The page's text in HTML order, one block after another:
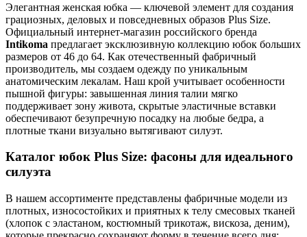
Элегантная женская юбка — ключевой элемент для создания
грациозных, деловых и повседневных образов Plus Size.
Официальный интернет-магазин российского бренда
Intikoma предлагает эксклюзивную коллекцию юбок больших
размеров от 46 до 64. Как отечественный фабричный
производитель, мы создаем одежду по уникальным
анатомическим лекалам. Наш крой учитывает особенности
пышной фигуры: завышенная линия талии мягко
поддерживает зону живота, скрытые эластичные вставки
обеспечивают безупречную посадку на любые бедра, а
плотные ткани визуально вытягивают силуэт.
Каталог юбок Plus Size: фасоны для идеального
силуэта
В нашем ассортименте представлены фабричные модели из
плотных, износостойких и приятных к телу смесовых тканей
(хлопок с эластаном, костюмный трикотаж, вискоза, деним),